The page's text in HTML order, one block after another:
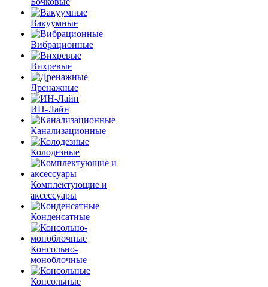
Вакуумные
Вибрационные
Вихревые
Дренажные
ИН-Лайн
Канализационные
Колодезные
Комплектующие и
аксессуары
Конденсатные
Консольно-
моноблочные
Консольные